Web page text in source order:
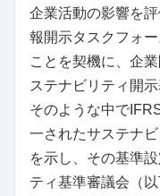
企業活動の影響を
報開示タスクフォ
ことを契機に、企
ステナビリティ開
そのような中で
一されたサステナ
を示し、その基準
ティ基準審議会（